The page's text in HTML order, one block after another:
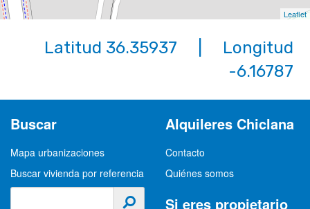
Leaflet
Latitud 36.35937 | Longitud
-6.16787
Buscar
Mapa urbanizaciones
Buscar vivienda por referencia
Alquileres Chiclana
Contacto
Quiénes somos
Si eres propietario